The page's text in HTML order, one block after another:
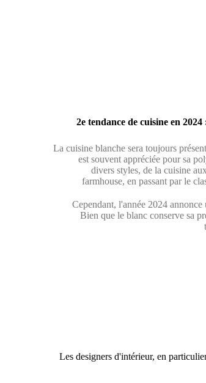
2e tendance de cuisine en
La cuisine blanche sera toujours
est souvent appréciée pour sa
divers styles, de la cuisine
farmhouse, en passant par le
Cependant, l'année 2024
Bien que le blanc conserve sa
Les designers d'intérieur, en